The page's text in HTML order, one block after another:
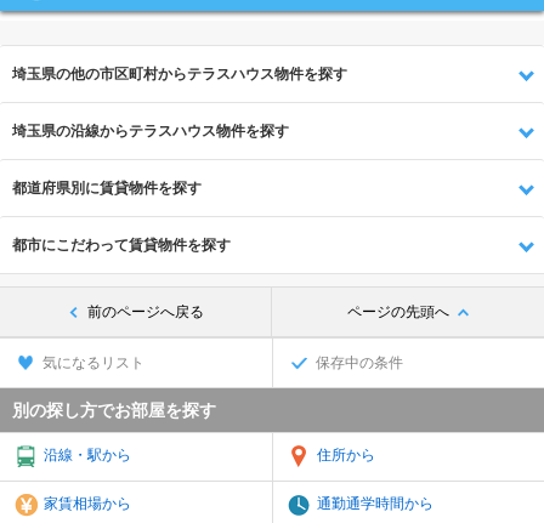
埼玉県の他の市区町村からテラスハウス物件を探す
埼玉県の沿線からテラスハウス物件を探す
都道府県別に賃貸物件を探す
都市にこだわって賃貸物件を探す
前のページへ戻る ページの先頭へ
気になるリスト 保存中の条件
別の探し方でお部屋を探す
沿線・駅から 住所から
家賃相場から 通勤通学時間から